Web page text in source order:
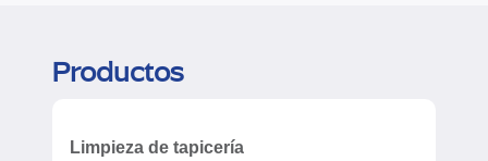
Productos
Limpieza de tapicería